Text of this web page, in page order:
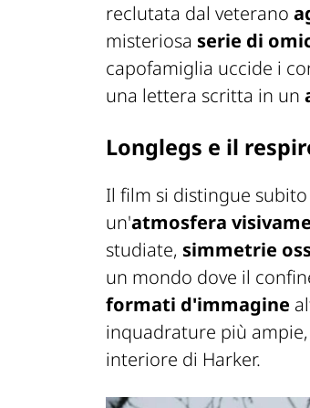
reclutata dal veterano
misteriosa serie di
capofamiglia uccide i
una lettera scritta in un
Longlegs e il
Il film si distingue
un'atmosfera
studiate, simmetrie
un mondo dove il
formati d'immagine
inquadrature più
interiore di Harker.